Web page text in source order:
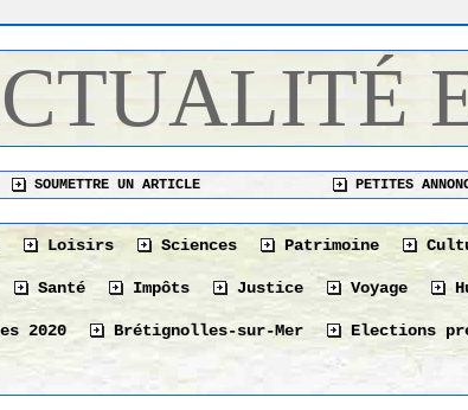
SOUMETTRE UN ARTICLE PETITES
Loisirs Sciences Patrimoine
Santé Impôts Justice Voyage
2020 Brétignolles-sur-Mer Elections